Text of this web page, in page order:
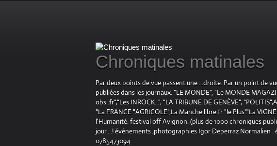
Chroniques matinales
Par deux points de vue passent une ...droite. Par un point de
publiées dans les journaux: "LE MONDE", "Le MONDE
obs .fr","Les INROCK...", "LA TRIBUNE DE GENÈVE",
"La FRANCE "AGRICOLE",La Manche libre.fr "le Plus"."La
l'Humanité. festival off Avignon. (plus de 1000 chroniques
jour....! événements ,photographies Igor Deperraz Normalien
0785473094